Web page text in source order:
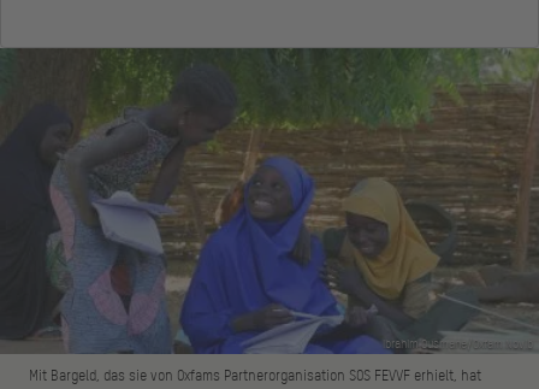
Ibrahim Ousmane/Oxfam Novib
Mit Bargeld, das sie von Oxfams Partnerorganisation SOS FEVVF erhielt, hat